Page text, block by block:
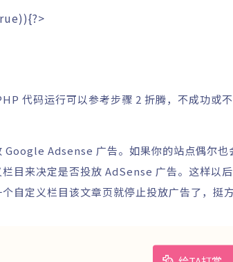
)){?>
代码运行可以参考步骤 2 折腾，不成功或
Adsense 广告。如果你的站点偶尔
目来决定是否投放 AdSense 广告。这样以
自定义栏目该文章页就停止投放广告了，挺方